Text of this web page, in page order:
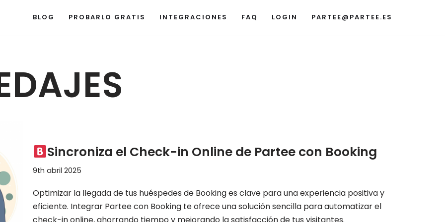
BLOG PROBARLO GRATIS INTEGRACIONES FAQ LOGIN PARTEE@PARTEE.ES
Sincroniza el Check-in Online de Partee con Booking
9th abril 2025
Optimizar la llegada de tus huéspedes de Booking es clave para una experiencia positiva y
eficiente. Integrar Partee con Booking te ofrece una solución sencilla para automatizar el